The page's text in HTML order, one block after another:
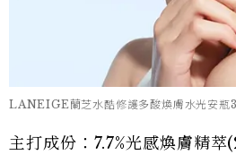
LANEIGE蘭芝水酷修護多酸煥膚水光安
主打成份：7.7%光感煥膚精